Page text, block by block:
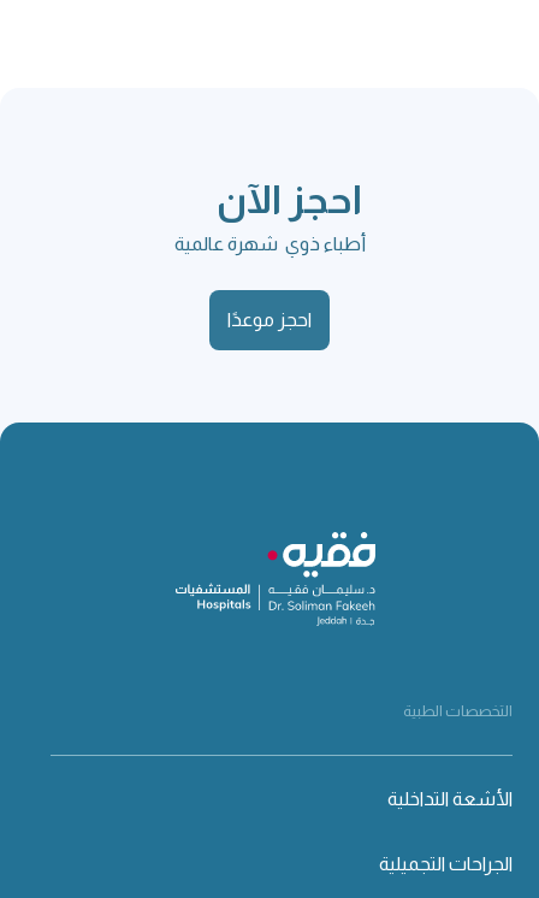
احجز الآن
أطباء ذوي شهرة عالمية
احجز موعدًا
التخصصات الطبية
الأشعة التداخلية
الجراحات التجميلية